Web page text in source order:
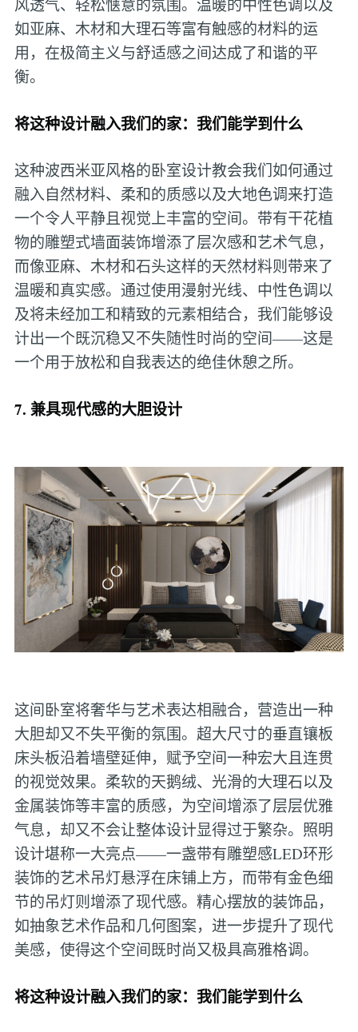
风透气、轻松惬意的氛围。温暖的中性色调以及
如亚麻、木材和大理石等富有触感的材料的运
用，在极简主义与舒适感之间达成了和谐的平
衡。
将这种设计融入我们的家：我们能学到什么
这种波西米亚风格的卧室设计教会我们如何通过
融入自然材料、柔和的质感以及大地色调来打造
一个令人平静且视觉上丰富的空间。带有干花植
物的雕塑式墙面装饰增添了层次感和艺术气息，
而像亚麻、木材和石头这样的天然材料则带来了
温暖和真实感。通过使用漫射光线、中性色调以
及将未经加工和精致的元素相结合，我们能够设
计出一个既沉稳又不失随性时尚的空间——这是
一个用于放松和自我表达的绝佳休憩之所。
7. 兼具现代感的大胆设计
这间卧室将奢华与艺术表达相融合，营造出一种
大胆却又不失平衡的氛围。超大尺寸的垂直镶板
床头板沿着墙壁延伸，赋予空间一种宏大且连贯
的视觉效果。柔软的天鹅绒、光滑的大理石以及
金属装饰等丰富的质感，为空间增添了层层优雅
气息，却又不会让整体设计显得过于繁杂。照明
设计堪称一大亮点——一盏带有雕塑感LED环形
装饰的艺术吊灯悬浮在床铺上方，而带有金色细
节的吊灯则增添了现代感。精心摆放的装饰品，
如抽象艺术作品和几何图案，进一步提升了现代
美感，使得这个空间既时尚又极具高雅格调。
将这种设计融入我们的家：我们能学到什么